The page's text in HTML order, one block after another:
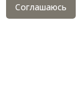
Соглашаюсь